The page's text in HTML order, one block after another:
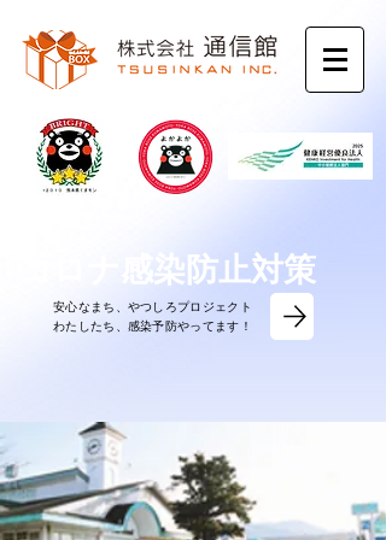
コロナ感染防止対策
安心なまち、やつしろプロジェクト
​わたしたち、感染予防やってます！